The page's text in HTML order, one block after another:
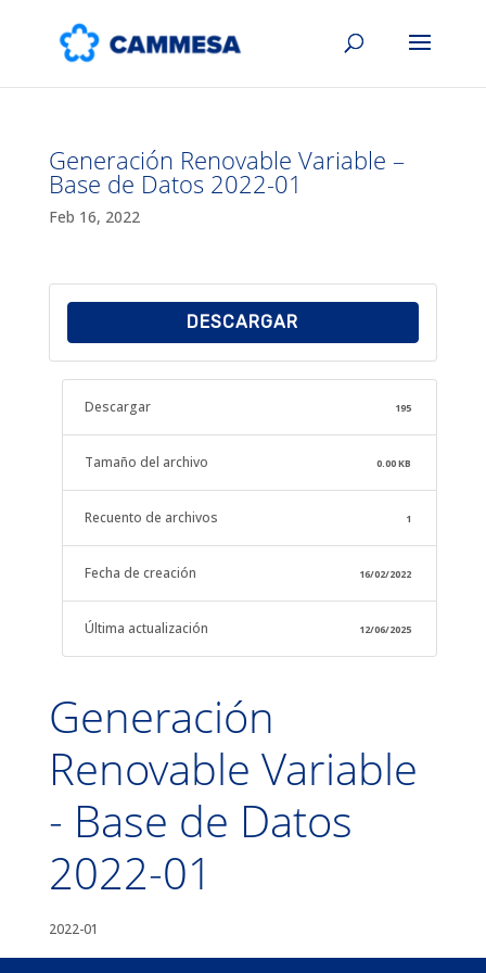
Generación Renovable Variable –
Base de Datos 2022-01
Feb 16, 2022
DESCARGAR
Descargar 195
Tamaño del archivo 0.00 KB
Recuento de archivos 1
Fecha de creación 16/02/2022
Última actualización 12/06/2025
Generación
Renovable Variable
- Base de Datos
2022-01
2022-01